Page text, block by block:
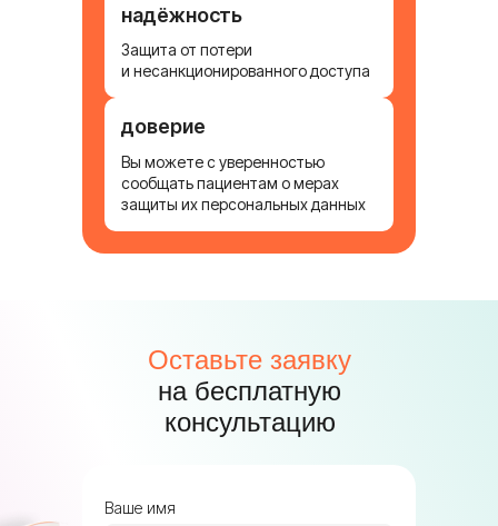
надёжность
Защита от потери
и несанкционированного доступа
доверие
Вы можете с уверенностью
сообщать пациентам о мерах
защиты их персональных данных
Ваше имя
Оставьте заявку
на бесплатную
консультацию